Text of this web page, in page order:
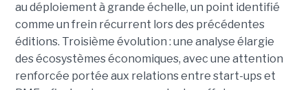
au déploiement à grande échelle, un point identifié
comme un frein récurrent lors des précédentes
éditions. Troisième évolution : une analyse élargie
des écosystèmes économiques, avec une attention
renforcée portée aux relations entre start-ups et